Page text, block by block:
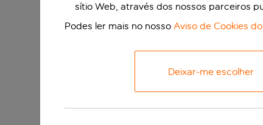
sítio Web, através dos nossos parceiros
Podes ler mais no nosso Aviso de Cookies
Deixar-me escolher